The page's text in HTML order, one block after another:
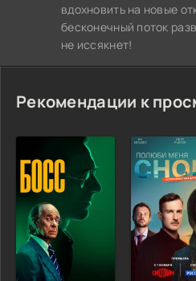
вдохновить на новые
бесконечный поток
не иссякнет!
Рекомендации к